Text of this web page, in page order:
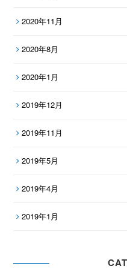
2020年11月
2020年8月
2020年1月
2019年12月
2019年11月
2019年5月
2019年4月
2019年1月